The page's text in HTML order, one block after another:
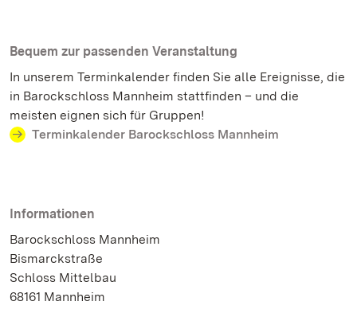
Bequem zur passenden Veranstaltung
In unserem Terminkalender finden Sie alle Ereignisse, die
in Barockschloss Mannheim stattfinden – und die
meisten eignen sich für Gruppen!
Terminkalender Barockschloss Mannheim
Informationen
Barockschloss Mannheim
Bismarckstraße
Schloss Mittelbau
68161 Mannheim